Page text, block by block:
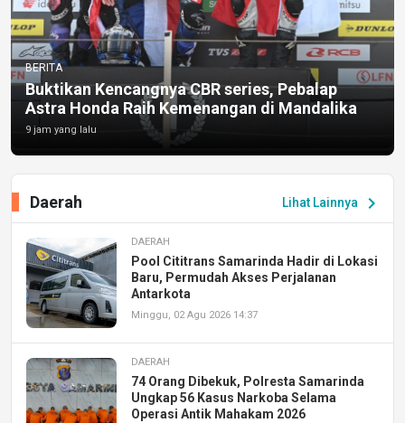
BERITA
Buktikan Kencangnya CBR series, Pebalap
Astra Honda Raih Kemenangan di Mandalika
9 jam yang lalu
Lihat Lainnya chevron_right
Daerah
DAERAH
Pool Cititrans Samarinda Hadir di Lokasi
Baru, Permudah Akses Perjalanan
Antarkota
Minggu, 02 Agu 2026 14:37
DAERAH
74 Orang Dibekuk, Polresta Samarinda
Ungkap 56 Kasus Narkoba Selama
Operasi Antik Mahakam 2026